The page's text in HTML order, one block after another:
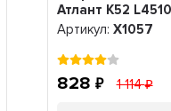
Атлант K52
Артикул: Х1057
828 1 114